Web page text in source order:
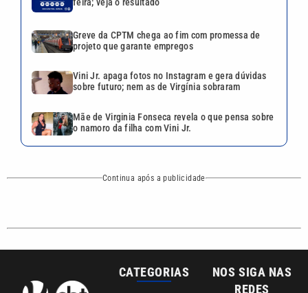
Continua após a publicidade
VTV é afiliada do
SBT na Região
Cotidiano Esportes
Mundo Polícia
REDES
Sobre nós